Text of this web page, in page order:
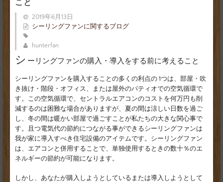
こと
2019年6月13日
シーリングファンに関するブログ
hunterfan
シ ーリングファンの購入・導入をする前に考えること
シーリングファンを購入することの多くの利点の 1つは、部屋・吹
き抜け・階段・オフィス、または屋外のパティオでの空気循環で
す。この空気循環で、セントラルエアコンのコストを何万円も削
減するのは困難な場合がありますが、夏の間は涼しい日数を過ご
し、冬の間は暖かい部屋で過ごすことが私たちの大きな関心事で
す。且つ電気代の節約につながる事ができるシーリングファンは
我が家に導入すべき住宅設備のアイテムです。シーリングファン
は、エアコンと併用することで、単独使用するときの数十％のエ
ネルギーの節約が可能になります。
しかし、あなたが購入しようとしているまたは導入しようとして